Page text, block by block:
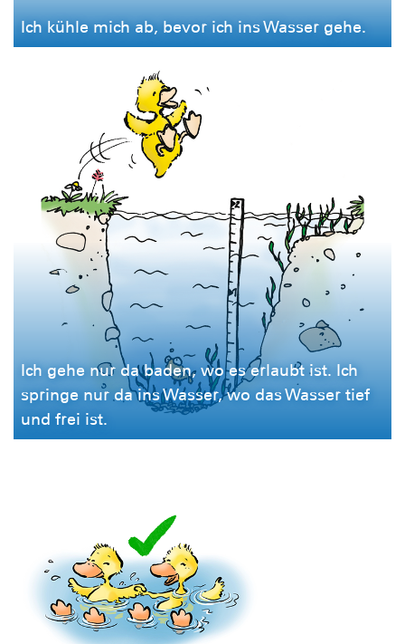
Ich kühle mich ab, bevor ich ins Wasser gehe.
Ich gehe nur da baden, wo es erlaubt ist. Ich
springe nur da ins Wasser, wo das Wasser tief
und frei ist.